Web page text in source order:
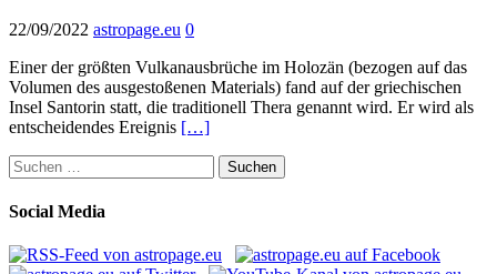
22/09/2022 astropage.eu 0
Einer der größten Vulkanausbrüche im Holozän (bezogen auf das
Volumen des ausgestoßenen Materials) fand auf der griechischen
Insel Santorin statt, die traditionell Thera genannt wird. Er wird als
entscheidendes Ereignis […]
Suchen
nach:
Social Media